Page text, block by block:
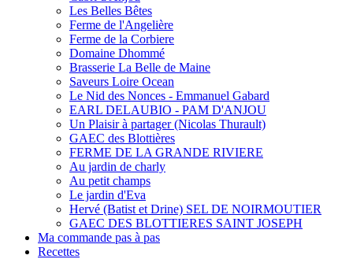
Les Belles Bêtes
Ferme de l'Angelière
Ferme de la Corbiere
Domaine Dhommé
Brasserie La Belle de Maine
Saveurs Loire Ocean
Le Nid des Nonces - Emmanuel Gabard
EARL DELAUBIO - PAM D'ANJOU
Un Plaisir à partager (Nicolas Thurault)
GAEC des Blottières
FERME DE LA GRANDE RIVIERE
Au jardin de charly
Au petit champs
Le jardin d'Eva
Hervé (Batist et Drine) SEL DE NOIRMOUTIER
GAEC DES BLOTTIERES SAINT JOSEPH
Ma commande pas à pas
Recettes